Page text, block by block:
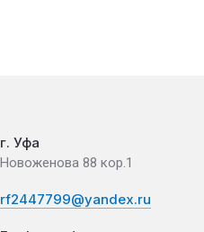
г. Уфа
Новоженова 88 кор.1
rf2447799@yandex.ru